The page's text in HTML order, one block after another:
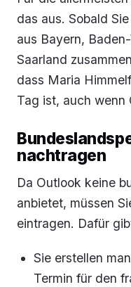
das aus. Sobald
aus Bayern,
Saarland
dass Maria
Tag ist, auch wenn
nachtragen
Da Outlook keine
anbietet, müssen
eintragen. Dafür
Sie erstellen
Termin für den